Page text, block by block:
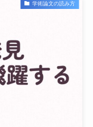
学術論文の読み方